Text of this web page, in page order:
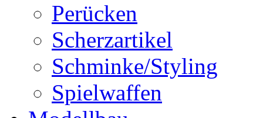
Perücken
Scherzartikel
Schminke/Styling
Spielwaffen